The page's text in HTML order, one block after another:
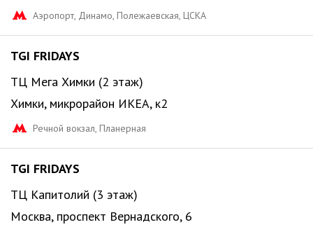
Аэропорт, Динамо, Полежаевская, ЦСКА
TGI FRIDAYS
ТЦ Мега Химки (2 этаж)
Химки, микрорайон ИКЕА, к2
Речной вокзал, Планерная
TGI FRIDAYS
ТЦ Капитолий (3 этаж)
Москва, проспект Вернадского, 6